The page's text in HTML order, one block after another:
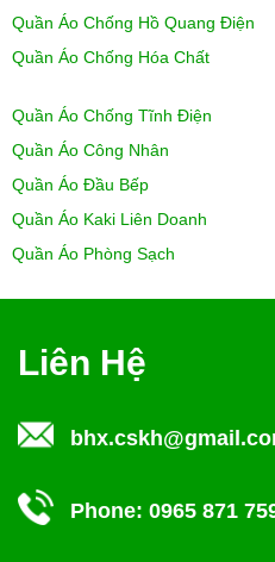
Quần Áo Chống Hồ Quang Điện
Quần Áo Chống Hóa Chất
Quần Áo Chống Tĩnh Điện
Quần Áo Công Nhân
Quần Áo Đầu Bếp
Quần Áo Kaki Liên Doanh
Quần Áo Phòng Sạch
Liên Hệ
Phone: 0965 871